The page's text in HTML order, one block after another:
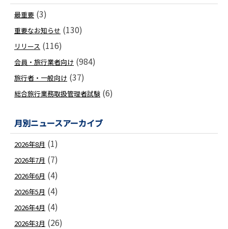
最重要 (3)
重要なお知らせ (130)
リリース (116)
会員・旅行業者向け (984)
旅行者・一般向け (37)
総合旅行業務取扱管理者試験 (6)
月別ニュースアーカイブ
2026年8月 (1)
2026年7月 (7)
2026年6月 (4)
2026年5月 (4)
2026年4月 (4)
2026年3月 (26)